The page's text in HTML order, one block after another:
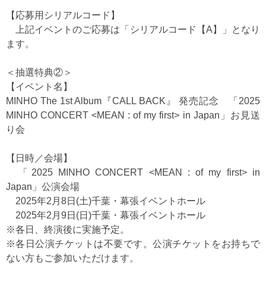
【応募用シリアルコード】
上記イベントのご応募は「シリアルコード【A】」となり
ます。
＜抽選特典②＞
【イベント名】
MINHO The 1st Album『CALL BACK』 発売記念 「2025
MINHO CONCERT <MEAN : of my first> in Japan」お見送
り会
【日時／会場】
「2025 MINHO CONCERT <MEAN : of my first> in
Japan」公演会場
2025年2月8日(土)千葉・幕張イベントホール
2025年2月9日(日)千葉・幕張イベントホール
※各日、終演後に実施予定。
※各日公演チケットは不要です。公演チケットをお持ちで
ない方もご参加いただけます。